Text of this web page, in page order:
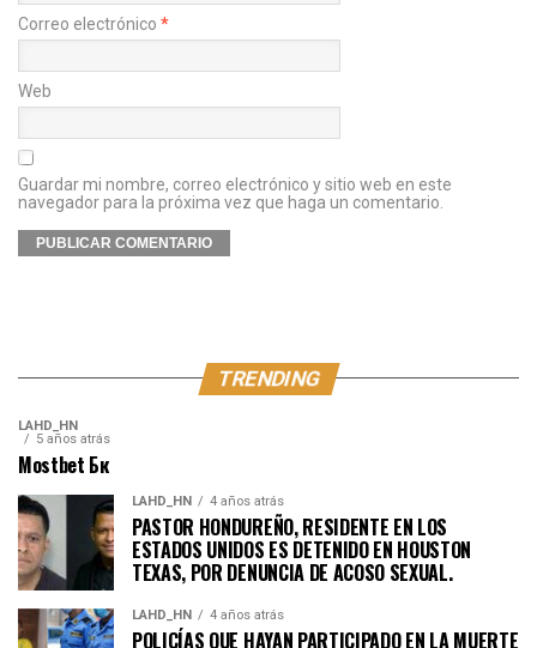
Correo electrónico *
Web
Guardar mi nombre, correo electrónico y sitio web en este
navegador para la próxima vez que haga un comentario.
TRENDING
LAHD_HN
5 años atrás
Mostbet Бк
LAHD_HN 4 años atrás
PASTOR HONDUREÑO, RESIDENTE EN LOS
ESTADOS UNIDOS ES DETENIDO EN HOUSTON
TEXAS, POR DENUNCIA DE ACOSO SEXUAL.
LAHD_HN 4 años atrás
POLICÍAS QUE HAYAN PARTICIPADO EN LA MUERTE